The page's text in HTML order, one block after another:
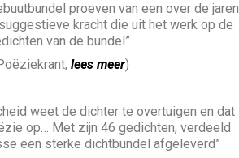
proeven van een over de jaren
kracht die uit het werk op de
van de bundel”
lees meer)
weet de dichter te overtuigen en dat
op… Met zijn 46 gedichten, verdeeld
een sterke dichtbundel afgeleverd”